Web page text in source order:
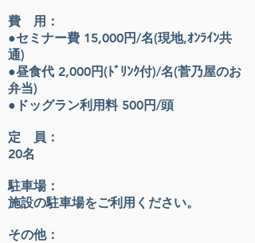
費 用：
●セミナー費 15,000円/名(現地,ｵﾝﾗｲﾝ共
通)
●昼食代 2,000円(ﾄﾞﾘﾝｸ付)/名(菅乃屋のお
弁当)
​●ドッグラン利用料 500円/頭
定 員：
20名
駐車場：
施設の駐車場をご利用ください。
その他：